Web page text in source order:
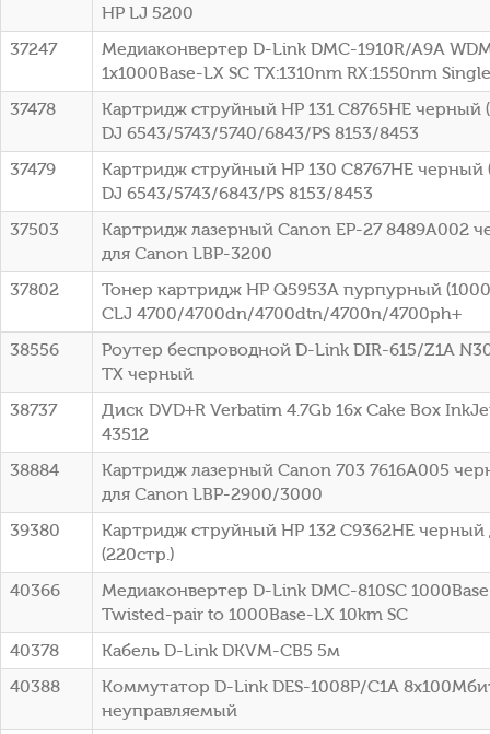
HP LJ 5200
37247
Медиаконвертер D-Link DMC-1910R/A9A
1x1000Base-LX SC ТХ:1310nm RX:1550nm
37478
Картридж струйный HP 131 C8765HE черный
DJ 6543/5743/5740/6843/PS 8153/8453
37479
Картридж струйный HP 130 C8767HE черный
DJ 6543/5743/6843/PS 8153/8453
37503
Картридж лазерный Canon EP-27 8489A002
для Canon LBP-3200
37802
Тонер картридж HP Q5953A пурпурный
CLJ 4700/4700dn/4700dtn/4700n/4700ph+
38556
Роутер беспроводной D-Link DIR-615/Z1A
TX черный
38737
Диск DVD+R Verbatim 4.7Gb 16x Cake Box
43512
38884
Картридж лазерный Canon 703 7616A005
для Canon LBP-2900/3000
39380
Картридж струйный HP 132 C9362HE черный
(220стр.)
40366
Медиаконвертер D-Link DMC-810SC
Twisted-pair to 1000Base-LX 10km SC
40378
Кабель D-Link DKVM-CB5 5м
40388
Коммутатор D-Link DES-1008P/C1A
неуправляемый